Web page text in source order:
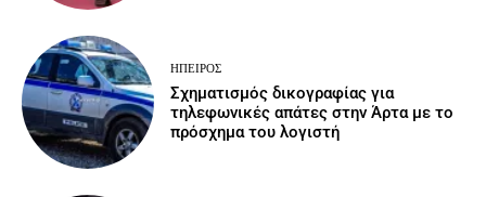
ΉΠΕΙΡΟΣ
Σχηματισμός δικογραφίας για
τηλεφωνικές απάτες στην Άρτα με το
πρόσχημα του λογιστή